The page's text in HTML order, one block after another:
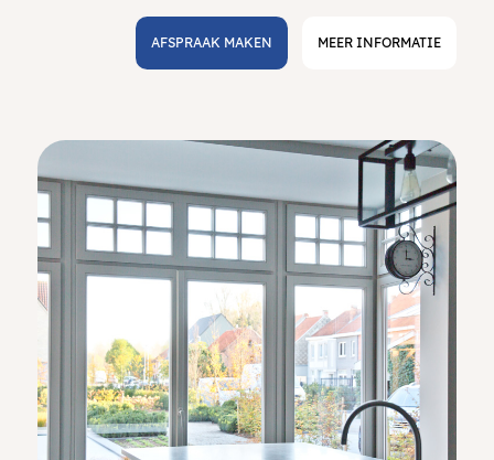
AFSPRAAK MAKEN MEER INFORMATIE